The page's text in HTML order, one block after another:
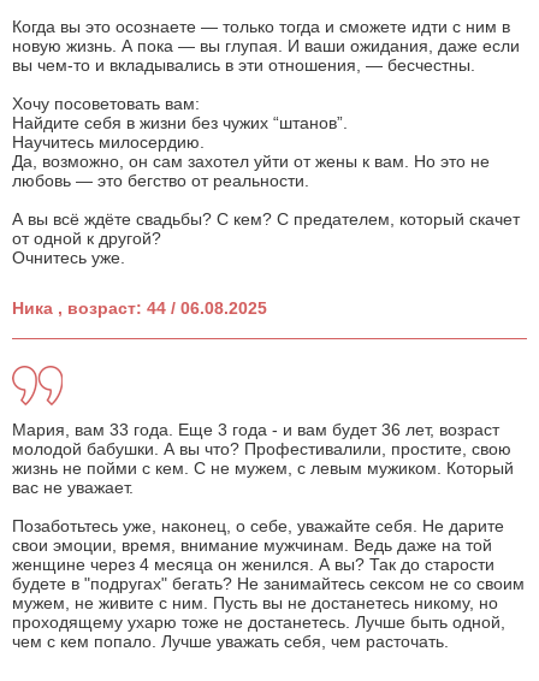
Когда вы это осознаете — только тогда и сможете идти с ним в
новую жизнь. А пока — вы глупая. И ваши ожидания, даже если
вы чем-то и вкладывались в эти отношения, — бесчестны.
Хочу посоветовать вам:
Найдите себя в жизни без чужих “штанов”.
Научитесь милосердию.
Да, возможно, он сам захотел уйти от жены к вам. Но это не
любовь — это бегство от реальности.
А вы всё ждёте свадьбы? С кем? С предателем, который скачет
от одной к другой?
Очнитесь уже.
Ника , возраст: 44 / 06.08.2025
Мария, вам 33 года. Еще 3 года - и вам будет 36 лет, возраст
молодой бабушки. А вы что? Профестивалили, простите, свою
жизнь не пойми с кем. С не мужем, с левым мужиком. Который
вас не уважает.
Позаботьтесь уже, наконец, о себе, уважайте себя. Не дарите
свои эмоции, время, внимание мужчинам. Ведь даже на той
женщине через 4 месяца он женился. А вы? Так до старости
будете в "подругах" бегать? Не занимайтесь сексом не со своим
мужем, не живите с ним. Пусть вы не достанетесь никому, но
проходящему ухарю тоже не достанетесь. Лучше быть одной,
чем с кем попало. Лучше уважать себя, чем расточать.